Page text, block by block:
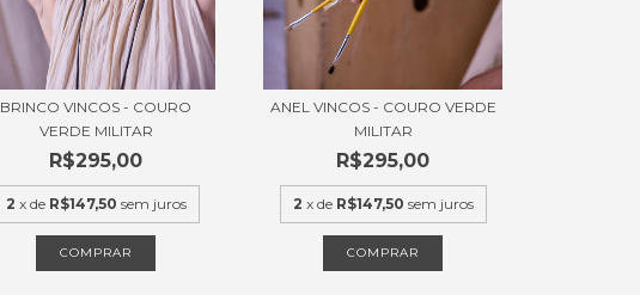
BRINCO VINCOS - COURO
VERDE MILITAR
R$295,00
2 x de R$147,50 sem juros
ANEL VINCOS - COURO VERDE
MILITAR
R$295,00
2 x de R$147,50 sem juros
COMPRAR